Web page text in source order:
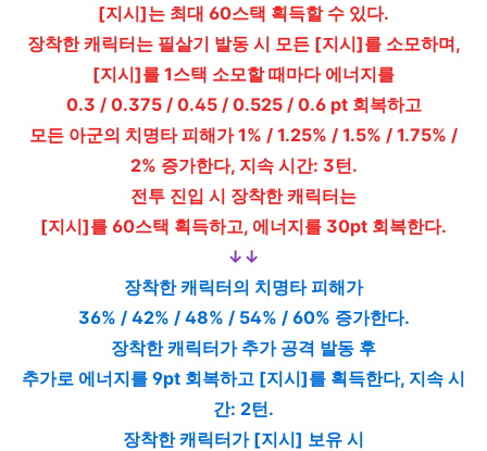
[지시]는 최대 60스택 획득할 수 있다.
장착한 캐릭터는 필살기 발동 시 모든 [지시]를 소모하며,
[지시]를 1스택 소모할 때마다 에너지를
0.3 / 0.375 / 0.45 / 0.525 / 0.6 pt 회복하고
모든 아군의 치명타 피해가 1% / 1.25% / 1.5% / 1.75% /
2% 증가한다, 지속 시간: 3턴.
전투 진입 시 장착한 캐릭터는
[지시]를 60스택 획득하고, 에너지를 30pt 회복한다.
↓↓
장착한 캐릭터의 치명타 피해가
36% / 42% / 48% / 54% / 60% 증가한다.
장착한 캐릭터가 추가 공격 발동 후
추가로 에너지를 9pt 회복하고 [지시]를 획득한다, 지속 시
간: 2턴.
장착한 캐릭터가 [지시] 보유 시